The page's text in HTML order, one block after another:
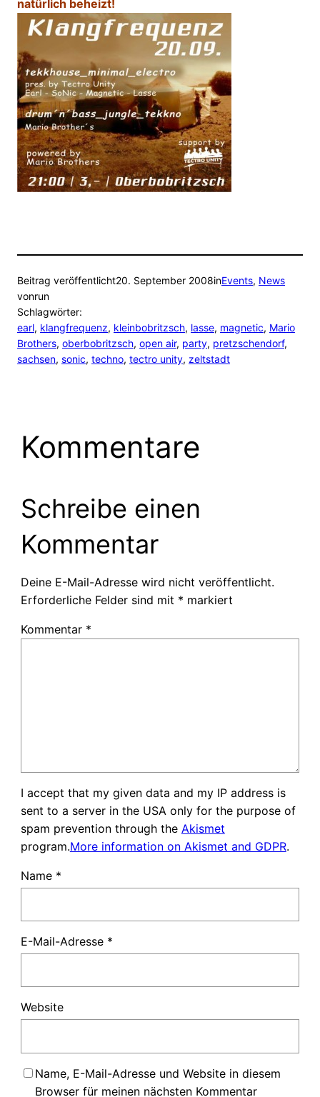
natürlich beheizt!
Beitrag veröffentlicht20. September 2008inEvents, News
vonrun
Schlagwörter:
earl, klangfrequenz, kleinbobritzsch, lasse, magnetic, Mario
Brothers, oberbobritzsch, open air, party, pretzschendorf
sachsen, sonic, techno, tectro unity, zeltstadt
Kommentare
Schreibe einen
Kommentar
Deine E-Mail-Adresse wird nicht veröffentlicht.
Erforderliche Felder sind mit * markiert
Kommentar *
I accept that my given data and my IP address is
sent to a server in the USA only for the purpose of
spam prevention through the Akismet
program.More information on Akismet and GDPR.
Name *
E-Mail-Adresse *
Website
Name, E-Mail-Adresse und Website in diesem
Browser für meinen nächsten Kommentar